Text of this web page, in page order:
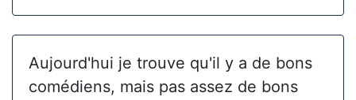
Aujourd'hui je trouve qu'il y a de bons
comédiens, mais pas assez de bons